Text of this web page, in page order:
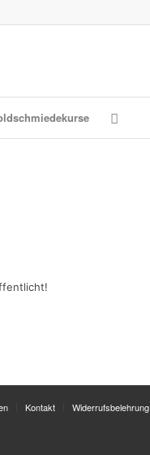
Kontakt Widerrufsbelehrung